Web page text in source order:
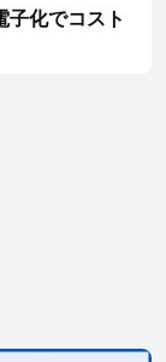
子化でコスト